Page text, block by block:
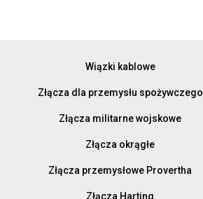
Wiązki kablowe
Złącza dla przemysłu spożywczego
Złącza militarne wojskowe
Złącza okrągłe
Złącza przemysłowe Provertha
Złącza Harting